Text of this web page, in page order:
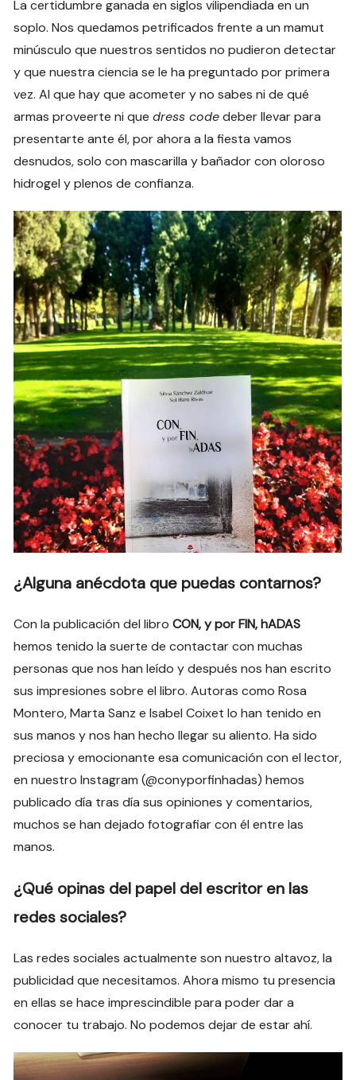
La certidumbre ganada en siglos vilipendiada en un
soplo. Nos quedamos petrificados frente a un mamut
minúsculo que nuestros sentidos no pudieron detectar
y que nuestra ciencia se le ha preguntado por primera
vez. Al que hay que acometer y no sabes ni de qué
armas proveerte ni quedress codedeber llevar para
presentarte ante él, por ahora a la fiesta vamos
desnudos, solo con mascarilla y bañador con oloroso
hidrogel y plenos de confianza.
¿Alguna anécdota que puedas contarnos?
Con la publicación del libroCON, y por FIN, hADAS
hemos tenido la suerte de contactar con muchas
personas que nos han leído y después nos han escrito
sus impresiones sobre el libro. Autoras como Rosa
Montero, Marta Sanz e Isabel Coixet lo han tenido en
sus manos y nos han hecho llegar su aliento. Ha sido
preciosa y emocionante esa comunicación con el lector,
en nuestro Instagram (@conyporfinhadas) hemos
publicado día tras día sus opiniones y comentarios,
muchos se han dejado fotografiar con él entre las
manos.
¿Qué opinas del papel del escritor en las
redes sociales?
Las redes sociales actualmente son nuestro altavoz, la
publicidad que necesitamos. Ahora mismo tu presencia
en ellas se hace imprescindible para poder dar a
conocer tu trabajo. No podemos dejar de estar ahí.